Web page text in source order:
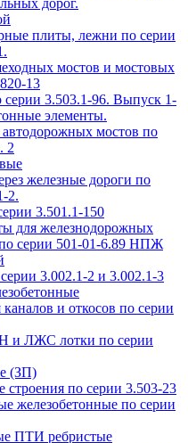
дорог.
плиты, лежни по серии
мостов и мостовых
13
3.503.1-96. Выпуск 1-
элементы.
мостов по
2
железные дороги по
2.
3.501.1-150
для железнодорожных
серии 501-01-6.89 НПЖ
3.002.1-2 и 3.002.1-3
и откосов по серии
и ЛЖС лотки по серии
(ЗП)
по серии 3.503-23
железобетонные по серии
ПТИ ребристые